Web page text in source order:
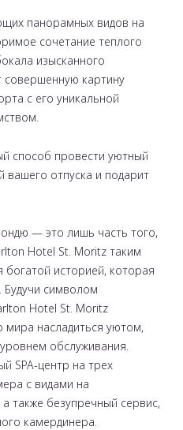
панорамных видов на
сочетание теплого
изысканного
совершенную картину
с его уникальной
способ провести уютный
вашего отпуска и подарит
— это лишь часть того,
Hotel St. Moritz таким
историей, которая
Будучи символом
Hotel St. Moritz
мира насладиться уютом,
обслуживания.
SPA-центр на трех
с видами на
также безупречный сервис,
камердинера.